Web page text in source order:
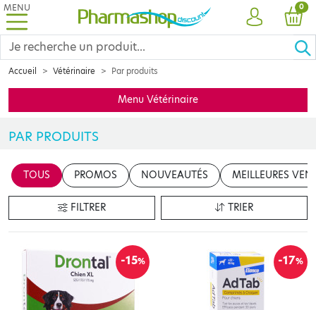
MENU
COMPTE
0
Accueil Vétérinaire Par produits
Menu Vétérinaire
PAR PRODUITS
TOUS
PROMOS NOUVEAUTÉS MEILLEURES
FILTRER TRIER
-15% -17%